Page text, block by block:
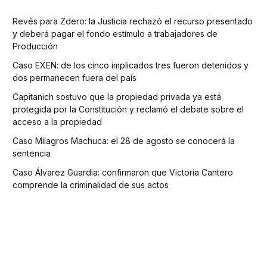
Revés para Zdero: la Justicia rechazó el recurso presentado
y deberá pagar el fondo estímulo a trabajadores de
Producción
Caso EXEN: de los cinco implicados tres fueron detenidos y
dos permanecen fuera del país
Capitanich sostuvo que la propiedad privada ya está
protegida por la Constitución y reclamó el debate sobre el
acceso a la propiedad
Caso Milagros Machuca: el 28 de agosto se conocerá la
sentencia
Caso Álvarez Guardia: confirmaron que Victoria Cantero
comprende la criminalidad de sus actos